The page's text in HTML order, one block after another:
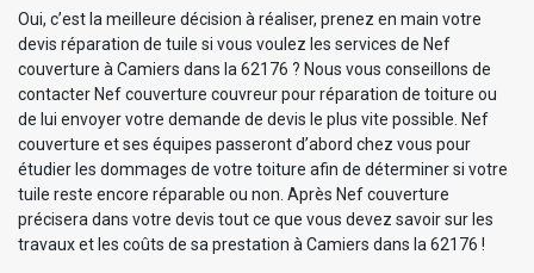
Oui, c’est la meilleure décision à réaliser, prenez en main votre
devis réparation de tuile si vous voulez les services de Nef
couverture à Camiers dans la 62176 ? Nous vous conseillons de
contacter Nef couverture couvreur pour réparation de toiture ou
de lui envoyer votre demande de devis le plus vite possible. Nef
couverture et ses équipes passeront d’abord chez vous pour
étudier les dommages de votre toiture afin de déterminer si votre
tuile reste encore réparable ou non. Après Nef couverture
précisera dans votre devis tout ce que vous devez savoir sur les
travaux et les coûts de sa prestation à Camiers dans la 62176 !